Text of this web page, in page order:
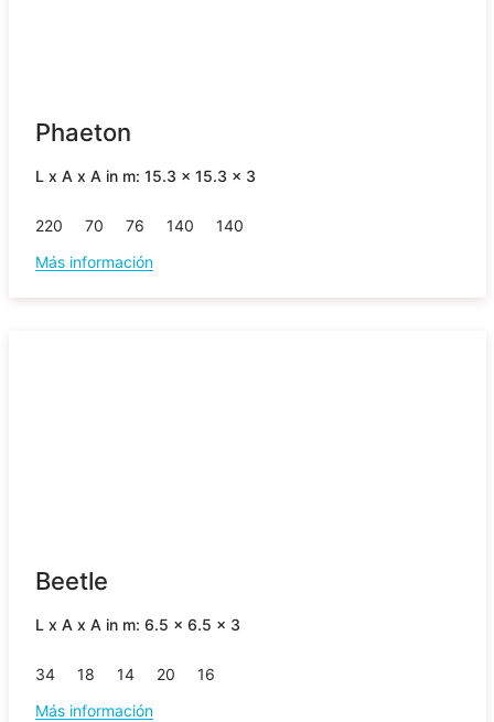
Phaeton
L x A x A in m: 15.3 x 15.3 x 3
220 70 76 140
140
Más información
Beetle
L x A x A in m: 6.5 x 6.5 x 3
34 18 14 20
16
Más información